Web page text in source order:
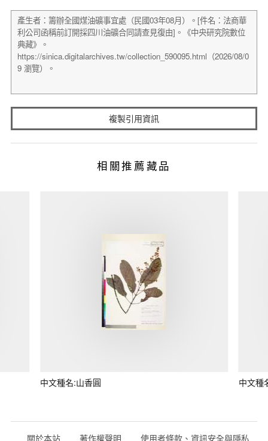
複製引用資訊
相關推薦藏品
中文種名:山香圓 中文種
關於本站 著作權聲明 使用者條款、資訊安全與隱私